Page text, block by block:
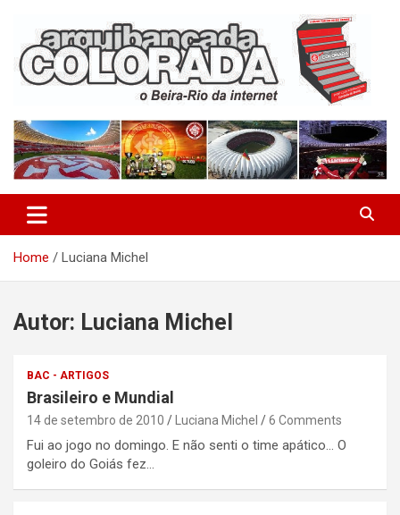
content
Arquibancada Colorada
Home Luciana Michel
Autor: Luciana Michel
BAC - ARTIGOS
Brasileiro e Mundial
14 de setembro de 2010 Luciana Michel 6 Comments
Fui ao jogo no domingo. E não senti o time apático… O
goleiro do Goiás fez…